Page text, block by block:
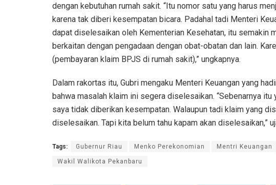
dengan kebutuhan rumah sakit. “Itu nomor satu yang harus
karena tak diberi kesempatan bicara. Padahal tadi Menteri
dapat diselesaikan oleh Kementerian Kesehatan, itu semakin
berkaitan dengan pengadaan dengan obat-obatan dan lain.
(pembayaran klaim BPJS di rumah sakit),” ungkapnya.
Dalam rakortas itu, Gubri mengaku Menteri Keuangan yang
bahwa masalah klaim ini segera diselesaikan. “Sebenarnya
saya tidak diberikan kesempatan. Walaupun tadi klaim yang
diselesaikan. Tapi kita belum tahu kapam akan diselesaikan,”
Tags: Gubernur Riau Menko Perekonomian Mentri Keuangan
Wakil Walikota Pekanbaru